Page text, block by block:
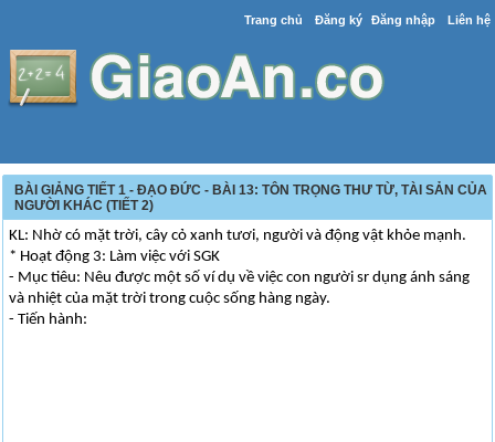
Trang chủ Đăng ký Đăng nhập Liên hệ
BÀI GIẢNG TIẾT 1 - ĐẠO ĐỨC - BÀI 13: TÔN TRỌNG THƯ TỪ, TÀI SẢN CỦA
NGƯỜI KHÁC (TIẾT 2)
KL: Nhờ có mặt trời, cây cỏ xanh tươi, người và động vật khỏe mạnh.
* Hoạt động 3: Làm việc với SGK
- Mục tiêu: Nêu được một số ví dụ về việc con người sr dụng ánh sáng
và nhiệt của mặt trời trong cuộc sống hàng ngày.
- Tiến hành: